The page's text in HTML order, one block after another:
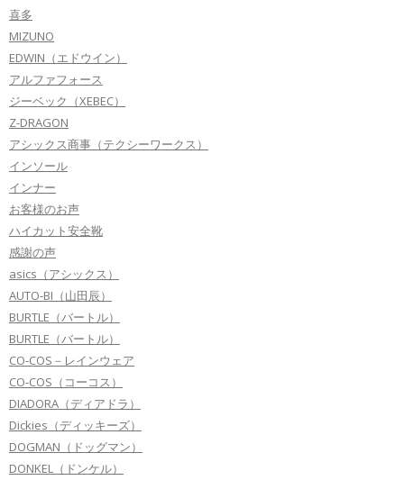
喜多
MIZUNO
EDWIN（エドウイン）
アルファフォース
ジーベック（XEBEC）
Z-DRAGON
アシックス商事（テクシーワークス）
インソール
インナー
お客様のお声
ハイカット安全靴
感謝の声
asics（アシックス）
AUTO-BI（山田辰）
BURTLE（バートル）
BURTLE（バートル）
CO-COS－レインウェア
CO-COS（コーコス）
DIADORA（ディアドラ）
Dickies（ディッキーズ）
DOGMAN（ドッグマン）
DONKEL（ドンケル）